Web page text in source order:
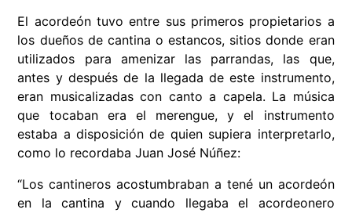
El acordeón tuvo entre sus primeros propietarios a
los dueños de cantina o estancos, sitios donde eran
utilizados para amenizar las parrandas, las que,
antes y después de la llegada de este instrumento,
eran musicalizadas con canto a capela. La música
que tocaban era el merengue, y el instrumento
estaba a disposición de quien supiera interpretarlo,
como lo recordaba Juan José Núñez:
“Los cantineros acostumbraban a tené un acordeón
en la cantina y cuando llegaba el acordeonero